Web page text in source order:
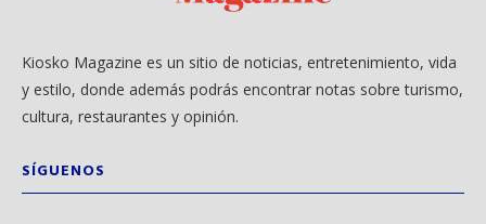
Kiosko Magazine es un sitio de noticias, entretenimiento, vida
y estilo, donde además podrás encontrar notas sobre turismo,
cultura, restaurantes y opinión.
SÍGUENOS